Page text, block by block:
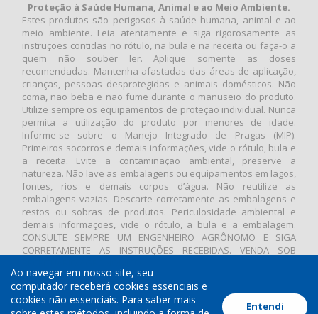
Proteção à Saúde Humana, Animal e ao Meio Ambiente.
Estes produtos são perigosos à saúde humana, animal e ao
meio ambiente. Leia atentamente e siga rigorosamente as
instruções contidas no rótulo, na bula e na receita ou faça-o a
quem não souber ler. Aplique somente as doses
recomendadas. Mantenha afastadas das áreas de aplicação,
crianças, pessoas desprotegidas e animais domésticos. Não
coma, não beba e não fume durante o manuseio do produto.
Utilize sempre os equipamentos de proteção individual. Nunca
permita a utilização do produto por menores de idade.
Informe-se sobre o Manejo Integrado de Pragas (MIP).
Primeiros socorros e demais informações, vide o rótulo, bula e
a receita. Evite a contaminação ambiental, preserve a
natureza. Não lave as embalagens ou equipamentos em lagos,
fontes, rios e demais corpos d’água. Não reutilize as
embalagens vazias. Descarte corretamente as embalagens e
restos ou sobras de produtos. Periculosidade ambiental e
demais informações, vide o rótulo, a bula e a embalagem.
CONSULTE SEMPRE UM ENGENHEIRO AGRÔNOMO E SIGA
CORRETAMENTE AS INSTRUÇÕES RECEBIDAS. VENDA SOB
Termos de Uso Política de Cookies Política de Privacidade
Ao navegar em nosso site, seu
computador receberá cookies essenciais e
cookies não essenciais. Para saber mais
Entendi